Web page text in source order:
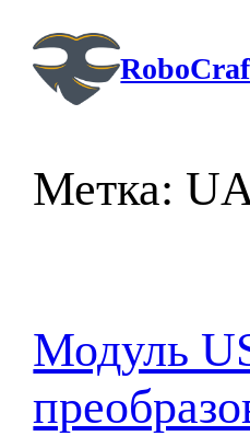
содержимому
Метка:
Модуль